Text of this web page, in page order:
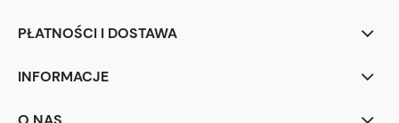
PŁATNOŚCI I DOSTAWA
INFORMACJE